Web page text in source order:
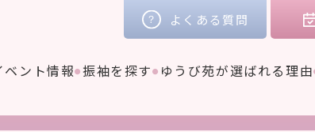
ベント情報 振袖を探す ゆうび苑が選ばれる理由
よくある質問